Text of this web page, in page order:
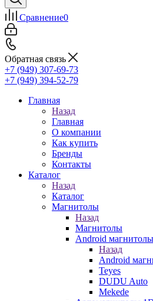
Сравнение0
Обратная связь
+7 (949) 307-69-73
+7 (949) 394-52-79
Главная
Назад
Главная
О компании
Как купить
Бренды
Контакты
Каталог
Назад
Каталог
Магнитолы
Назад
Магнитолы
Android магнитолы
Назад
Android
Teyes
DUDU Auto
Mekede